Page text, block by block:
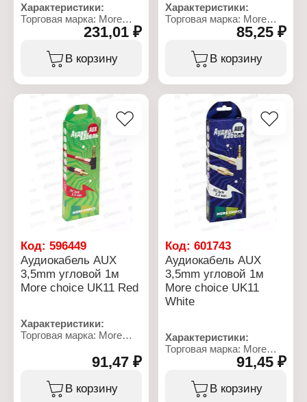
Характеристики:
Торговая марка: More
Тип товара: Аудиокабель
Модель: UK22i Black
Тип разъема: AUX 3,5
Материал оплетки: TPE
Материал коннектора:
алюминиевый сплав
Форма кабеля: круглый
Упаковка: в коробке
231,01 ₽
В корзину
Характеристики:
Торговая марка: More
Тип товара: Аудиокабель
Модель: UK13/AK13
Длина кабеля: 1,2 м
Цвет: черный
Материал оплетки: TPE
Материал коннектора:
алюминиевый сплав
Форма кабеля: круглый
Упаковка: в коробке
85,25 ₽
В корзину
Код: 596449
Аудиокабель AUX
3,5mm угловой 1м
More choice UK11 Red
Характеристики:
Торговая марка: More
Тип товара: Аудиокабель
Модель: UK11 Red
Тип разъема: 2хAUX 3,5
мм угловой
91,47 ₽
В корзину
Код:601743
Аудиокабель AUX
3,5mm угловой 1м
More choice UK11
White
Характеристики:
Торговая марка: More
Тип товара: Аудиокабель
Модель: UK11 White
Тип разъема: 2хAUX 3,5
91,45 ₽
В корзину